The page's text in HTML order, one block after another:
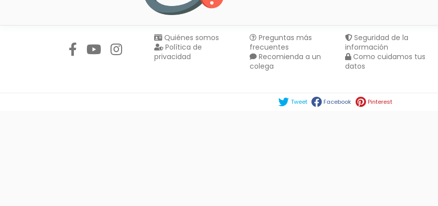
Quiénes somos
Política de
privacidad
Preguntas más
frecuentes
Recomienda a un
colega
Seguridad de la
información
Como cuidamos tus
datos
Tweet Facebook Pinterest